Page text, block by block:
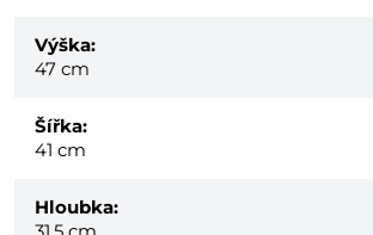
Výška:
47 cm
Šířka:
41 cm
Hloubka:
31,5 cm